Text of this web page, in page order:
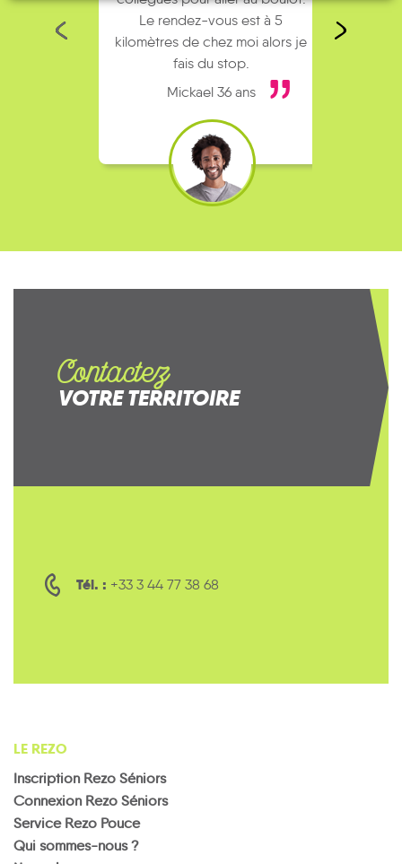
Le rendez-vous est à 5
kilomètres de chez moi alors je
fais du stop.
Mickael 36 ans
Contactez
VOTRE TERRITOIRE
Tél. : +33 3 44 77 38 68
LE REZO
Inscription Rezo Séniors
Connexion Rezo Séniors
Service Rezo Pouce
Qui sommes-nous ?